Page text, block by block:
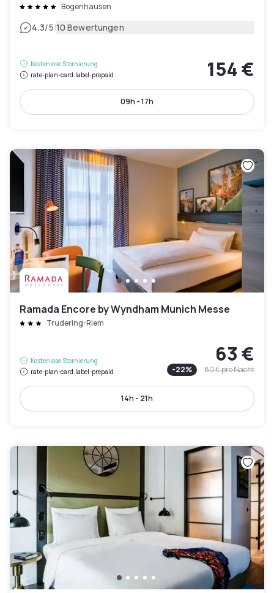
Bogenhausen
4.3/5|10 Bewertungen
Kostenlose Stornierung
rate-plan-card.label-prepaid
154 €
09h - 17h
Ramada Encore by Wyndham Munich Messe
Trudering-Riem
Kostenlose Stornierung
rate-plan-card.label-prepaid
63 €
-22% 80 €pro Nacht
14h - 21h